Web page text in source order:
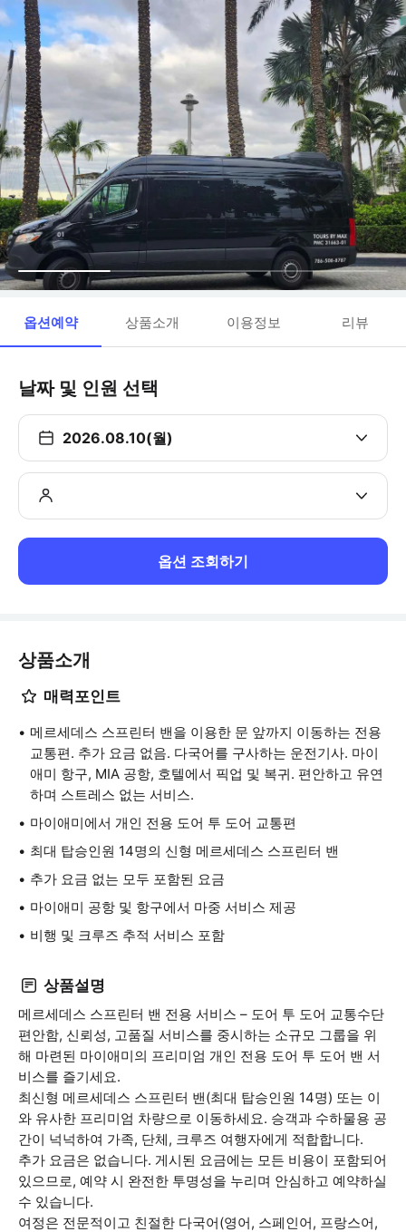
옵션예약 상품소개 이용정보 리뷰
날짜 및 인원 선택
2026.08.10(월)
옵션 조회하기
상품소개
매력포인트
메르세데스 스프린터 밴을 이용한 문 앞까지 이동하는 전용
교통편. 추가 요금 없음. 다국어를 구사하는 운전기사. 마이
애미 항구, MIA 공항, 호텔에서 픽업 및 복귀. 편안하고 유연
하며 스트레스 없는 서비스.
마이애미에서 개인 전용 도어 투 도어 교통편
최대 탑승인원 14명의 신형 메르세데스 스프린터 밴
추가 요금 없는 모두 포함된 요금
마이애미 공항 및 항구에서 마중 서비스 제공
비행 및 크루즈 추적 서비스 포함
상품설명
메르세데스 스프린터 밴 전용 서비스 – 도어 투 도어 교통수단
편안함, 신뢰성, 고품질 서비스를 중시하는 소규모 그룹을 위
해 마련된 마이애미의 프리미엄 개인 전용 도어 투 도어 밴 서
비스를 즐기세요.
최신형 메르세데스 스프린터 밴(최대 탑승인원 14명) 또는 이
와 유사한 프리미엄 차량으로 이동하세요. 승객과 수하물용 공
간이 넉넉하여 가족, 단체, 크루즈 여행자에게 적합합니다.
추가 요금은 없습니다. 게시된 요금에는 모든 비용이 포함되어
있으므로, 예약 시 완전한 투명성을 누리며 안심하고 예약하실
수 있습니다.
여정은 전문적이고 친절한 다국어(영어, 스페인어, 프랑스어,